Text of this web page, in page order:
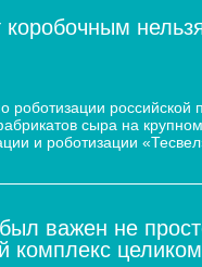
сыра на
и роботизации
важен не
комплекс